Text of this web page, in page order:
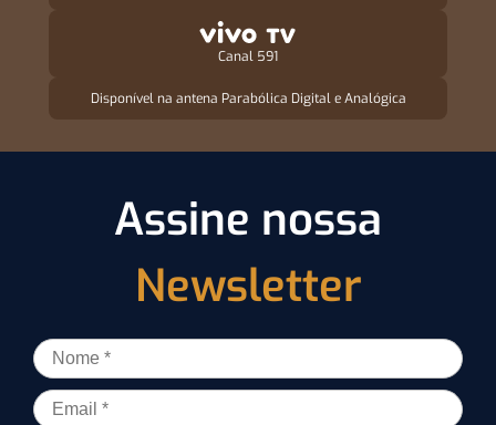
Canal 591
Disponível na antena Parabólica Digital e Analógica
Assine nossa
Newsletter